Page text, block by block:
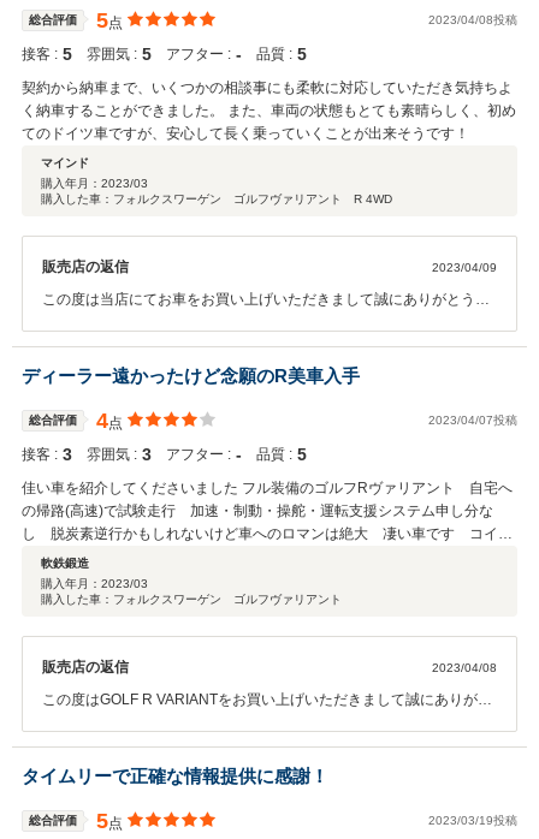
総合評価 5点 2023/04/08投稿
接客 : 5 雰囲気 : 5 アフター : ‐ 品質 : 5
契約から納車まで、いくつかの相談事にも柔軟に対応していただき気持ちよ
く納車することができました。 また、車両の状態もとても素晴らしく、初め
てのドイツ車ですが、安心して長く乗っていくことが出来そうです！
マインド
購入年月： 2023/03
購入した車：フォルクスワーゲン ゴルフヴァリアント R 4WD
販売店の返信 2023/04/09
この度は当店にてお車をお買い上げいただきまして誠にありがとうご
足いただきましたご様子をうかがいまして冥利に尽きます。是非末永
くフォルクスワーゲンブランドをご愛顧賜りまして楽しいカーライフ
をお過ごしいただきましたら幸いと存じ上げます。この度は誠にあり
がとうございました。
ディーラー遠かったけど念願のR美車入手
総合評価 4点 2023/04/07投稿
接客 : 3 雰囲気 : 3 アフター : ‐ 品質 : 5
佳い車を紹介してくださいました フル装備のゴルフRヴァリアント 自宅へ
の帰路(高速)で試験走行 加速・制動・操舵・運転支援システム申し分な
し 脱炭素逆行かもしれないけど車へのロマンは絶大 凄い車です コイツ
でゴルフへ出かける高鳴りは過去最高です
軟鉄鍛造
購入年月： 2023/03
購入した車：フォルクスワーゲン ゴルフヴァリアント
販売店の返信 2023/04/08
この度はGOLF R VARIANTをお買い上げいただきまして誠にありがと
いたご様子をうかがい当店といたしましても冥利に尽きる思いでござ
います。 是非末永く愛車といたしましてご愛顧賜りますようお願い
申し上げます。 この度はお買い上げいただき誠にありがとうござい
ました。
タイムリーで正確な情報提供に感謝！
総合評価 5点 2023/03/19投稿